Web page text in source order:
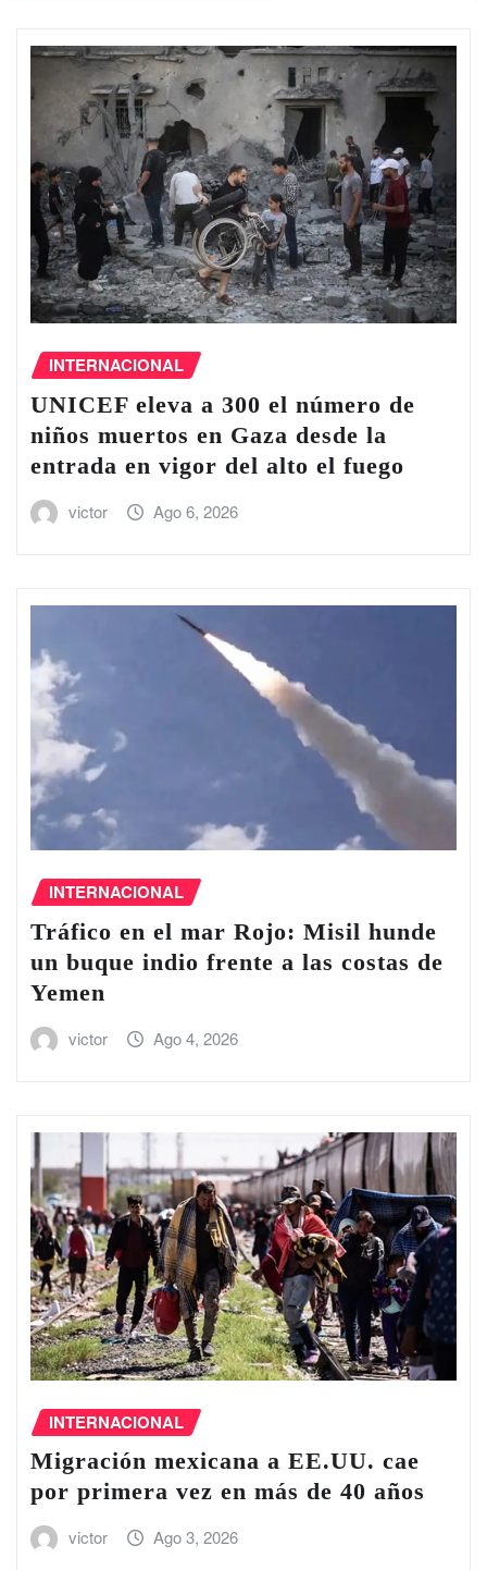
INTERNACIONAL
UNICEF eleva a 300 el número de
niños muertos en Gaza desde la
entrada en vigor del alto el fuego
victor Ago 6, 2026
INTERNACIONAL
Tráfico en el ‌mar Rojo: Misil hunde
un buque indio frente a las costas de
Yemen
victor Ago 4, 2026
INTERNACIONAL
Migración mexicana a EE.UU. cae
por primera vez en más de 40 años
victor Ago 3, 2026